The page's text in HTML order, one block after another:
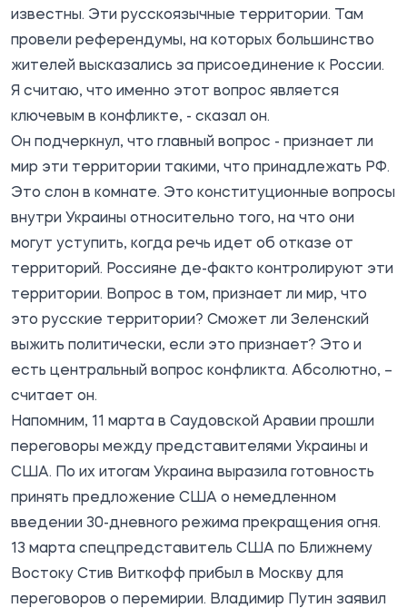
известны. Эти русскоязычные территории. Там
провели референдумы, на которых большинство
жителей высказались за присоединение к России.
Я считаю, что именно этот вопрос является
ключевым в конфликте, - сказал он.
Он подчеркнул, что главный вопрос - признает ли
мир эти территории такими, что принадлежать РФ.
Это слон в комнате. Это конституционные вопросы
внутри Украины относительно того, на что они
могут уступить, когда речь идет об отказе от
территорий. Россияне де-факто контролируют эти
территории. Вопрос в том, признает ли мир, что
это русские территории? Сможет ли Зеленский
выжить политически, если это признает? Это и
есть центральный вопрос конфликта. Абсолютно, –
считает он.
Напомним, 11 марта в Саудовской Аравии прошли
переговоры между представителями Украины и
США. По их итогам Украина выразила готовность
принять предложение США о немедленном
введении 30-дневного режима прекращения огня.
13 марта спецпредставитель США по Ближнему
Востоку Стив Виткофф прибыл в Москву для
переговоров о перемирии. Владимир Путин заявил